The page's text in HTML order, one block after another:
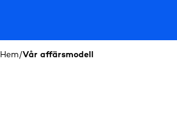
Hem/Vår affärsmodell